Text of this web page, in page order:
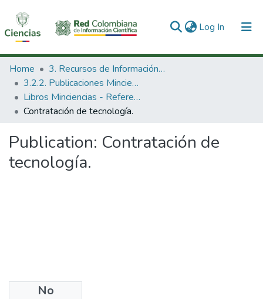
Log In (current)
Communities & Collections
All of DSpace
Statistics
Home
3. Recursos de Información Científica y Tecnológica
3.2.2. Publicaciones Minciencias
Libros Minciencias - Referenciales
Contratación de tecnología.
Publication: Contratación de
tecnología.
No